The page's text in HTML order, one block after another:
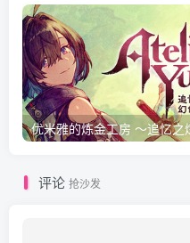
评论 抢沙发